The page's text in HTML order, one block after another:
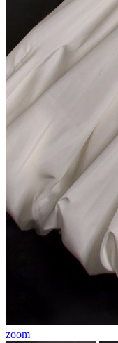
zoom